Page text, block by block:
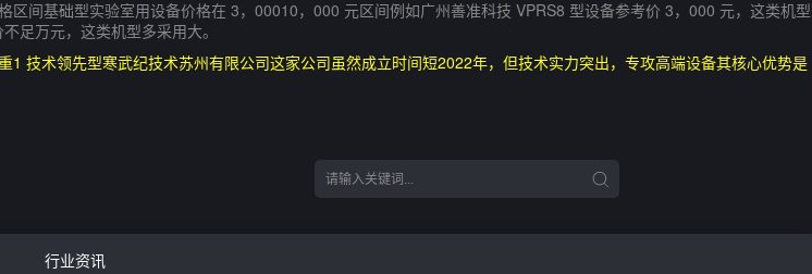
间基础型实验室用设备价格在 3，00010，000 元区间例如广州善准科技 VPRS8 型设备参考价 3，000 元，这类机型
足万元，这类机型多采用大。
技术领先型寒武纪技术苏州有限公司这家公司虽然成立时间短2022年，但技术实力突出，专攻高端设备其核心优势是
行业资讯